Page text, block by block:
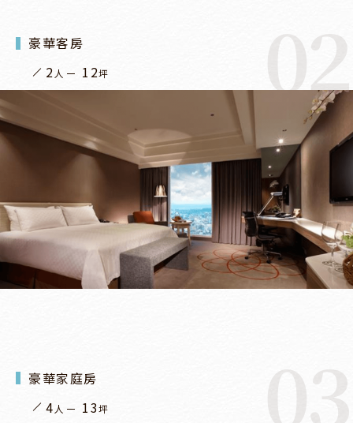
02
豪華客房
2 人 12坪
03
豪華家庭房
4 人 13坪